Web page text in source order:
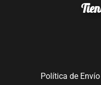
Política de Envío